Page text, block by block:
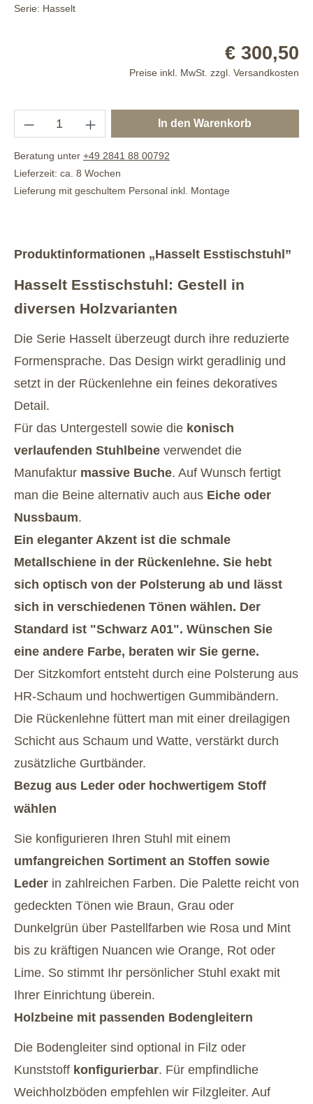
Serie: Hasselt
€ 300,50
Preise inkl. MwSt. zzgl. Versandkosten
In den Warenkorb
Beratung unter +49 2841 88 00792
Lieferzeit: ca. 8 Wochen
Lieferung mit geschultem Personal inkl. Montage
Produktinformationen „Hasselt Esstischstuhl”
Hasselt Esstischstuhl: Gestell in
diversen Holzvarianten
Die Serie Hasselt überzeugt durch ihre reduzierte
Formensprache. Das Design wirkt geradlinig und
setzt in der Rückenlehne ein feines dekoratives
Detail.
Für das Untergestell sowie die konisch
verlaufenden Stuhlbeine verwendet die
Manufaktur massive Buche. Auf Wunsch fertigt
man die Beine alternativ auch aus Eiche oder
Nussbaum.
Ein eleganter Akzent ist die schmale
Metallschiene in der Rückenlehne. Sie hebt
sich optisch von der Polsterung ab und lässt
sich in verschiedenen Tönen wählen. Der
Standard ist "Schwarz A01". Wünschen Sie
eine andere Farbe, beraten wir Sie gerne.
Der Sitzkomfort entsteht durch eine Polsterung aus
HR-Schaum und hochwertigen Gummibändern.
Die Rückenlehne füttert man mit einer dreilagigen
Schicht aus Schaum und Watte, verstärkt durch
zusätzliche Gurtbänder.
Bezug aus Leder oder hochwertigem Stoff
wählen
Sie konfigurieren Ihren Stuhl mit einem
umfangreichen Sortiment an Stoffen sowie
Leder in zahlreichen Farben. Die Palette reicht von
gedeckten Tönen wie Braun, Grau oder
Dunkelgrün über Pastellfarben wie Rosa und Mint
bis zu kräftigen Nuancen wie Orange, Rot oder
Lime. So stimmt Ihr persönlicher Stuhl exakt mit
Ihrer Einrichtung überein.
Holzbeine mit passenden Bodengleitern
Die Bodengleiter sind optional in Filz oder
Kunststoff konfigurierbar. Für empfindliche
Weichholzböden empfehlen wir Filzgleiter. Auf